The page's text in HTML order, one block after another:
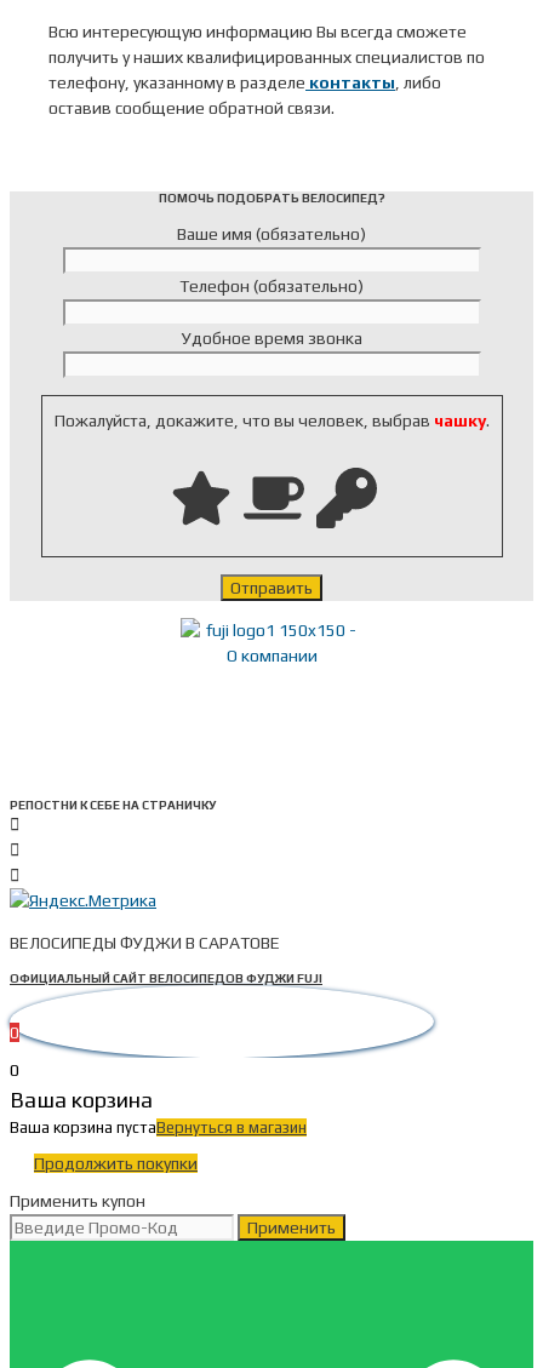
Всю интересующую информацию Вы всегда сможете
получить у наших квалифицированных специалистов по
телефону, указанному в разделе контакты , либо
оставив сообщение обратной связи.
ПОМОЧЬ ПОДОБРАТЬ ВЕЛОСИПЕД?
Ваше имя (обязательно)
Телефон (обязательно)
Удобное время звонка
Пожалуйста, докажите, что вы человек, выбрав чашку.
РЕПОСТНИ К СЕБЕ НА СТРАНИЧКУ
ВЕЛОСИПЕДЫ ФУДЖИ В САРАТОВЕ
ОФИЦИАЛЬНЫЙ САЙТ ВЕЛОСИПЕДОВ ФУДЖИ FUJI
0
0
Ваша корзина
Ваша корзина пустаВернуться в магазин
Продолжить покупки
Применить купон
Применить